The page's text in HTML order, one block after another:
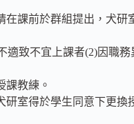
在課前於群組提出，犬研
適致不宜上課者(2)因職
課教練。
室得於學生同意下更換